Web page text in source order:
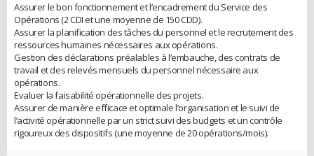
Assurer le bon fonctionnement et l’encadrement du Service des
Opérations (2 CDI et une moyenne de 150 CDD).
Assurer la planification des tâches du personnel et le recrutement des
ressources humaines nécessaires aux opérations.
Gestion des déclarations préalables à l’embauche, des contrats de
travail et des relevés mensuels du personnel nécessaire aux
opérations.
Evaluer la faisabilité opérationnelle des projets.
Assurer de manière efficace et optimale l’organisation et le suivi de
l’activité opérationnelle par un strict suivi des budgets et un contrôle
rigoureux des dispositifs (une moyenne de 20 opérations/mois).